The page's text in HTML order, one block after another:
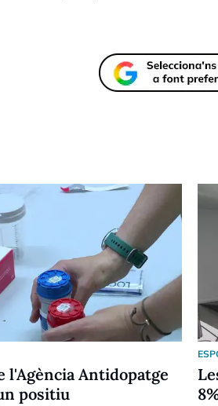
l'Agència Antidopatge
positiu